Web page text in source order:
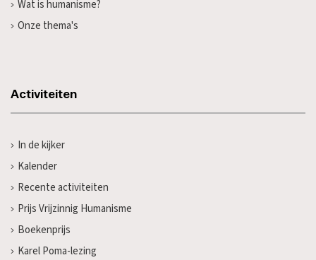
Wat is humanisme?
Onze thema's
Activiteiten
In de kijker
Kalender
Recente activiteiten
Prijs Vrijzinnig Humanisme
Boekenprijs
Karel Poma-lezing